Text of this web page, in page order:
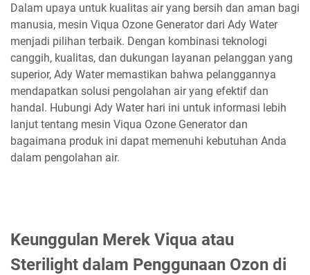
Dalam upaya untuk kualitas air yang bersih dan aman bagi
manusia, mesin Viqua Ozone Generator dari Ady Water
menjadi pilihan terbaik. Dengan kombinasi teknologi
canggih, kualitas, dan dukungan layanan pelanggan yang
superior, Ady Water memastikan bahwa pelanggannya
mendapatkan solusi pengolahan air yang efektif dan
handal. Hubungi Ady Water hari ini untuk informasi lebih
lanjut tentang mesin Viqua Ozone Generator dan
bagaimana produk ini dapat memenuhi kebutuhan Anda
dalam pengolahan air.
Keunggulan Merek Viqua atau
Sterilight dalam Penggunaan Ozon di